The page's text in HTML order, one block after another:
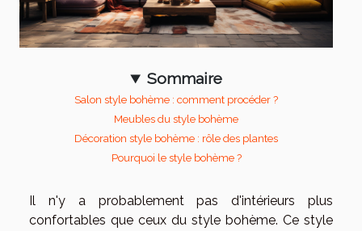
Sommaire
Salon style bohème : comment procéder ?
Meubles du style bohème
Décoration style bohème : rôle des plantes
Pourquoi le style bohème ?
Il n'y a probablement pas d'intérieurs plus
confortables que ceux du style bohème. Ce style